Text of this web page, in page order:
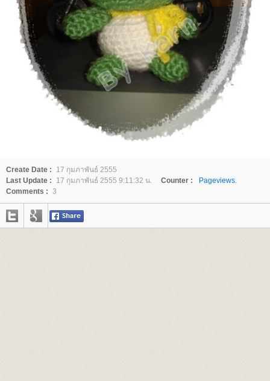
Create Date :
17 กุมภาพันธ์ 2555
Last Update :
17 กุมภาพันธ์ 2555 9:11:32 น. Counter :
Pageviews.
Comments : 3